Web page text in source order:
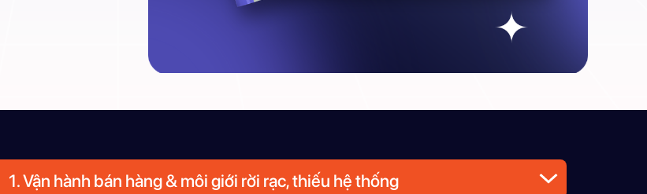
1. Vận hành bán hàng & môi giới rời rạc, thiếu hệ thống